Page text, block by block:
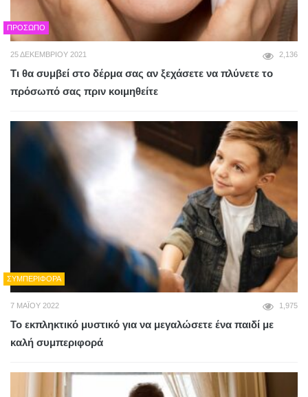
ΠΡΌΣΩΠΟ
25 ΔΕΚΕΜΒΡΊΟΥ 2021 2,136
Τι θα συμβεί στο δέρμα σας αν ξεχάσετε να πλύνετε το
πρόσωπό σας πριν κοιμηθείτε
ΣΥΜΠΕΡΙΦΟΡΆ
7 ΜΑΪ́ΟΥ 2022 1,975
Το εκπληκτικό μυστικό για να μεγαλώσετε ένα παιδί με
καλή συμπεριφορά